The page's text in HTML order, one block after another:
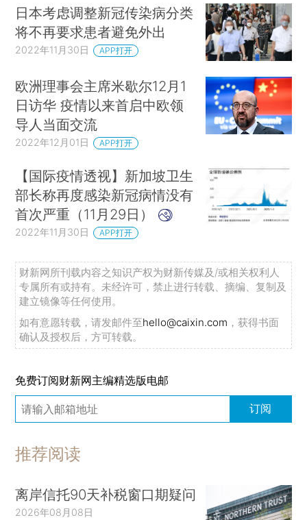
日本考虑调整新冠传染病分类
将不再要求患者避免外出
2022年11月30日 APP打开
欧洲理事会主席米歇尔12月1
日访华 疫情以来首启中欧领
导人当面交流
2022年12月01日 APP打开
【国际疫情透视】新加坡卫生
部长称再度感染新冠病情没有
首次严重（11月29日）
2022年11月30日 APP打开
财新网所刊载内容之知识产权为财新传媒及/或相关权利人
专属所有或持有。未经许可，禁止进行转载、摘编、复制及
建立镜像等任何使用。
如有意愿转载，请发邮件至hello@caixin.com ，获得书面
确认及授权后，方可转载。
免费订阅财新网主编精选版电邮
订阅
推荐阅读
离岸信托90天补税窗口期疑问
2026年08月08日